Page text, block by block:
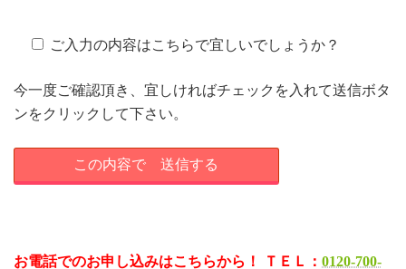
ご入力の内容はこちらで宜しいでしょうか？
今一度ご確認頂き、宜しければチェックを入れて送信ボタ
ンをクリックして下さい。
お電話でのお申し込みはこちらから！ ＴＥＬ： 0120-700-